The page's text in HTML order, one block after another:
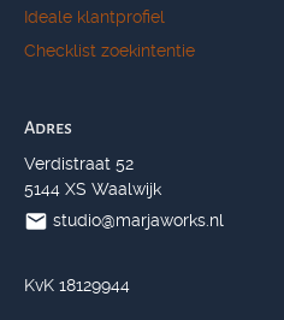
Ideale klantprofiel
Checklist zoekintentie
Adres
Verdistraat 52
5144 XS Waalwijk
studio@marjaworks.nl
KvK 18129944